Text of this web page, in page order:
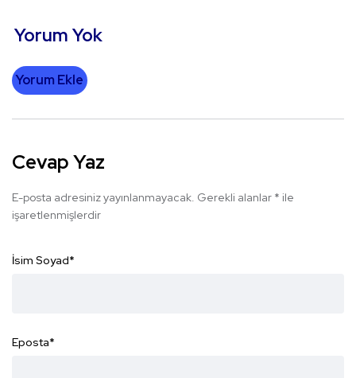
Yorum Yok
Yorum Ekle
Cevap Yaz
E-posta adresiniz yayınlanmayacak. Gerekli alanlar * ile
işaretlenmişlerdir
İsim Soyad*
Eposta*